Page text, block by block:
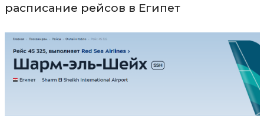
расписание рейсов в Египет